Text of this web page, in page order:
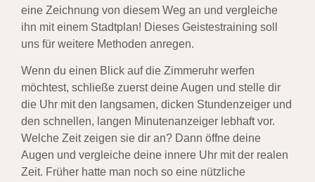
eine Zeichnung von diesem Weg an und vergleiche
ihn mit einem Stadtplan! Dieses Geistestraining soll
uns für weitere Methoden anregen.
Wenn du einen Blick auf die Zimmeruhr werfen
möchtest, schließe zuerst deine Augen und stelle dir
die Uhr mit den langsamen, dicken Stundenzeiger und
den schnellen, langen Minutenanzeiger lebhaft vor.
Welche Zeit zeigen sie dir an? Dann öffne deine
Augen und vergleiche deine innere Uhr mit der realen
Zeit. Früher hatte man noch so eine nützliche